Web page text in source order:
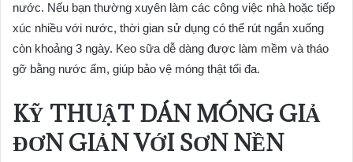
nước. Nếu bạn thường xuyên làm các công việc nhà hoặc tiếp
xúc nhiều với nước, thời gian sử dụng có thể rút ngắn xuống
còn khoảng 3 ngày. Keo sữa dễ dàng được làm mềm và tháo
gỡ bằng nước ấm, giúp bảo vệ móng thật tối đa.
KỸ THUẬT DÁN MÓNG GIẢ
ĐƠN GIẢN VỚI SƠN NỀN